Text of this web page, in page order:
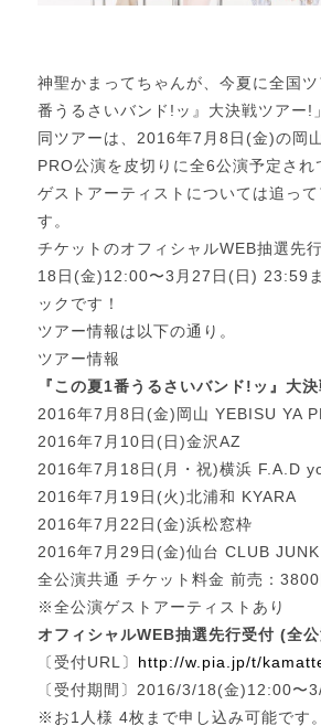
神聖かまってちゃんが、今夏に全国
番うるさいバンド!ッ』大決戦ツアー!
同ツアーは、2016年7月8日(金)の岡
PRO公演を皮切りに全6公演予定され
ゲストアーティストについては追っ
す。
チケットのオフィシャルWEB抽選先
18日(金)12:00〜3月27日(日) 23:59
ックです！
ツアー情報は以下の通り。
ツアー情報
『この夏1番うるさいバンド!ッ』大
2016年7月8日(金)岡山 YEBISU YA
2016年7月10日(日)金沢AZ
2016年7月18日(月・祝)横浜 F.A.D
2016年7月19日(火)北浦和 KYARA
2016年7月22日(金)浜松窓枠
2016年7月29日(金)仙台 CLUB
全公演共通 チケット料金 前売：
※全公演ゲストアーティストあり
オフィシャルWEB抽選先行受付 (全
〔受付URL〕 http://w.pia.jp/t/
〔受付期間〕2016/3/18(金)12:00〜
※お1人様 4枚まで申し込み可能です。